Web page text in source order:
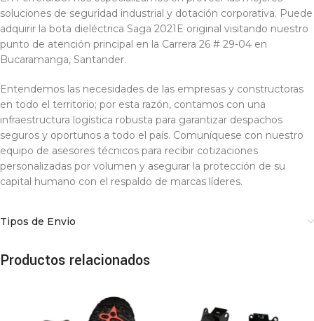
soluciones de seguridad industrial y dotación corporativa. Puede
adquirir la bota dieléctrica Saga 2021E original visitando nuestro
punto de atención principal en la Carrera 26 # 29-04 en
Bucaramanga, Santander.
Entendemos las necesidades de las empresas y constructoras
en todo el territorio; por esta razón, contamos con una
infraestructura logística robusta para garantizar despachos
seguros y oportunos a todo el país. Comuníquese con nuestro
equipo de asesores técnicos para recibir cotizaciones
personalizadas por volumen y asegurar la protección de su
capital humano con el respaldo de marcas líderes.
Tipos de Envio
Productos relacionados